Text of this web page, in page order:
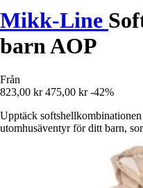
Mikk-Line
barn AOP
Från
823,00 kr 475,00 kr -42%
Upptäck
utomhusäventyr för ditt barn,